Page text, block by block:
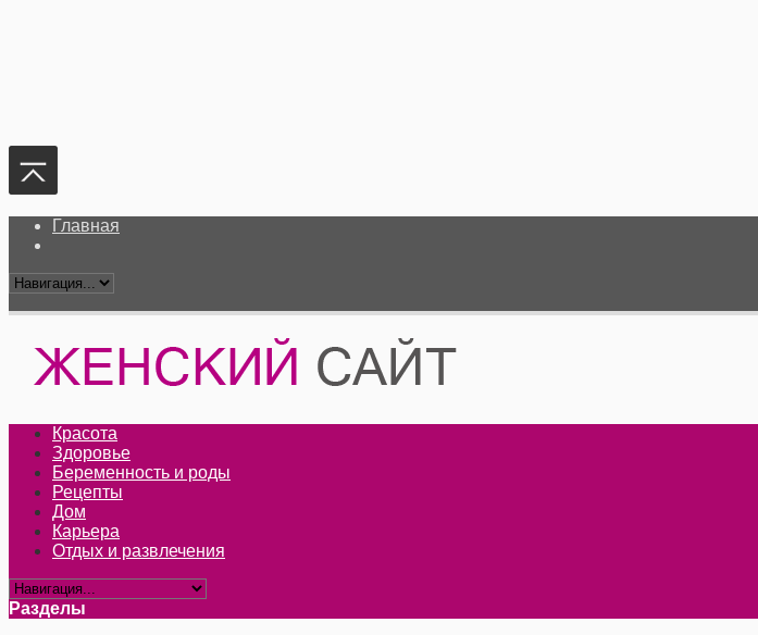
Главная
Красота
Здоровье
Беременность и роды
Рецепты
Дом
Карьера
Отдых и развлечения
Разделы